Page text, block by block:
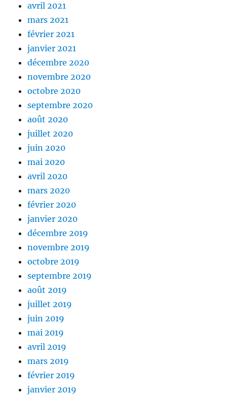
avril 2021
mars 2021
février 2021
janvier 2021
décembre 2020
novembre 2020
octobre 2020
septembre 2020
août 2020
juillet 2020
juin 2020
mai 2020
avril 2020
mars 2020
février 2020
janvier 2020
décembre 2019
novembre 2019
octobre 2019
septembre 2019
août 2019
juillet 2019
juin 2019
mai 2019
avril 2019
mars 2019
février 2019
janvier 2019